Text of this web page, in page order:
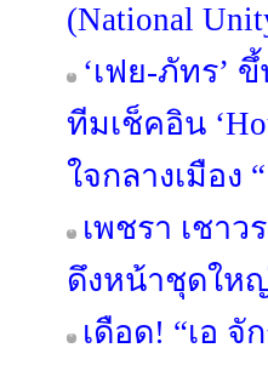
(National
‘เฟย-ภัทร’
ทีมเช็คอิน
ใจกลางเมือง
เพชรา เชาว
ดึงหน้าชุดให
เดือด! “เอ